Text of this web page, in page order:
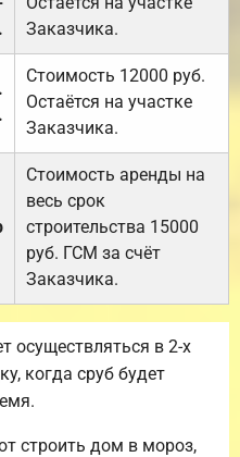
Заказчика.
Стоимость 12000 руб.
Остаётся на участке
Заказчика.
Стоимость аренды на
весь срок
строительства 15000
руб. ГСМ за счёт
Заказчика.
осуществляться в 2-х
когда сруб будет
строить дом в мороз,